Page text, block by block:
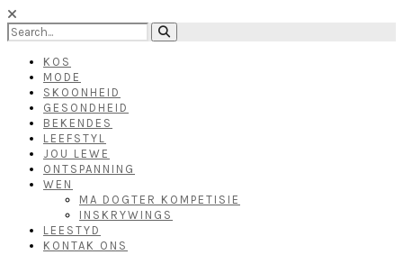
KOS
MODE
SKOONHEID
GESONDHEID
BEKENDES
LEEFSTYL
JOU LEWE
ONTSPANNING
WEN
MA DOGTER KOMPETISIE
INSKRYWINGS
LEESTYD
KONTAK ONS